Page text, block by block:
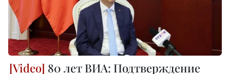
80 лет ВИА: Подтверждение